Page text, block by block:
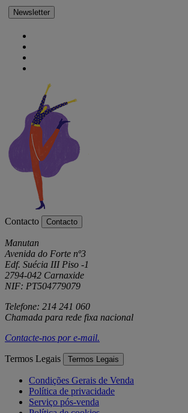
Newsletter
Contacto Contacto
Manutan
Avenida do Forte nº3
Edf. Suécia III Piso -1
2794-042 Carnaxide
NIF: PT504779079
Telefone: 214 241 060
Chamada para rede fixa nacional
Contacte-nos pore-mail.
Termos Legais Termos Legais
Condições Gerais de Venda
Política de privacidade
Serviço pós-venda